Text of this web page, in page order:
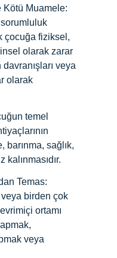
Kötü Muamele:
çocuğa fiziksel,
olarak zarar
veya
olarak
temel
barınma, sağlık,
Temas:
veya birden çok
ortamı
veya